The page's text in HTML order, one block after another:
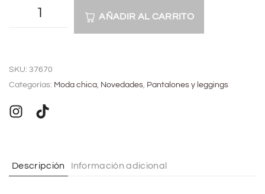
AÑADIR AL CARRITO
t
e
r
i
SKU: 37670
Categorías: Moda chica, Novedades, Pantalones y leggings
Descripción Información adicional